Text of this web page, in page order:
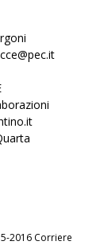
2016 Corriere